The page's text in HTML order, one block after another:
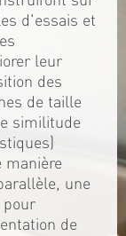
d'essais et
leur
des
de taille
similitude
manière
une
pour
de